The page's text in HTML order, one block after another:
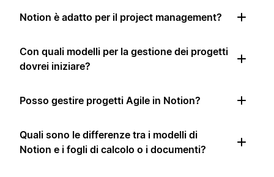
Notion è adatto per il project management?
Con quali modelli per la gestione dei progetti
dovrei iniziare?
Posso gestire progetti Agile in Notion?
Quali sono le differenze tra i modelli di
Notion e i fogli di calcolo o i documenti?